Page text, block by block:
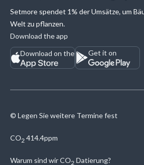
Setmore spendet 1% der Umsätze, um
Welt zu pflanzen.
Download the app
Download on the
Get it on
© Legen Sie weitere Termine fest
CO2 414.4ppm
Warum sind wirCO2 Datierung?